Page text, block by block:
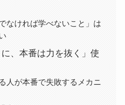
なければ学べないこと」は
に、本番は力を抜く」使
人が本番で失敗するメカニ